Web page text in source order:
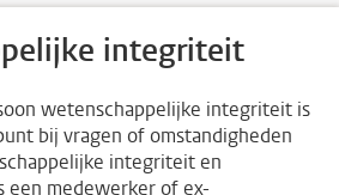
integriteit
wetenschappelijke integriteit is
bij vragen of omstandigheden
integriteit en
een medewerker of ex-